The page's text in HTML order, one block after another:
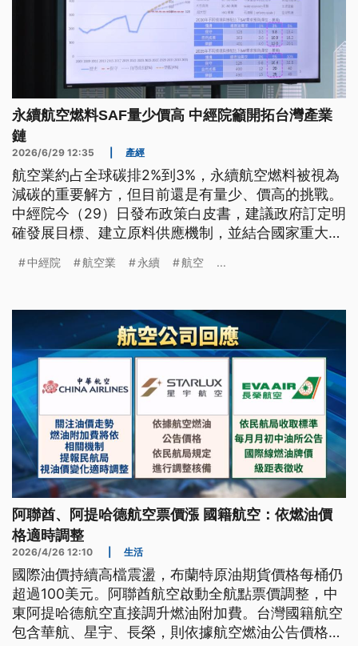
永續航空燃料SAF量少價高 中經院籲開拓台灣產業
鏈
2026/6/29 12:35 產經
航空業約占全球碳排2%到3%，永續航空燃料被視為
減碳的重要解方，但目前還是有量少、價高的挑戰。
中經院今（29）日發布政策白皮書，建議政府訂定明
確發展目標、建立原料供應機制，並結合國家重大建
中經院 航空業 永續 航空 ...
阿聯酋、阿提哈德航空票價漲 國籍航空：依燃油價
格適時調整
2026/4/26 12:10 生活
國際油價持續高檔震盪，布蘭特原油期貨價格每桶仍
超過100美元。阿聯酋航空啟動全航點票價調整，中
東阿提哈德航空直接調升燃油附加費。台灣國籍航空
包含華航、星宇、長榮，則依據航空燃油公告價格，